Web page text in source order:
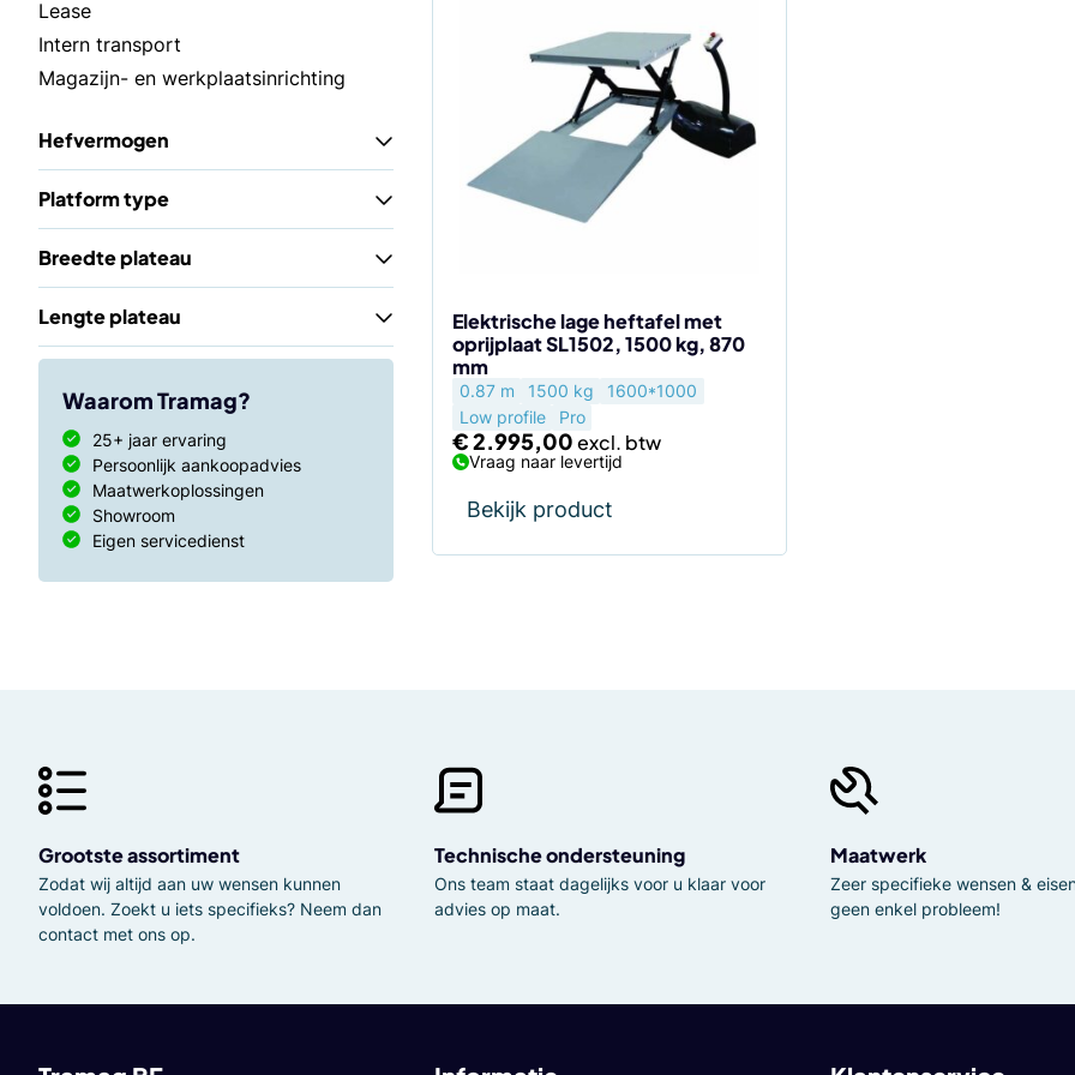
Lease
Intern transport
Magazijn- en werkplaatsinrichting
Hefvermogen
Platform type
Breedte plateau
Lengte plateau
Waarom Tramag?
25+ jaar ervaring
Persoonlijk aankoopadvies
Maatwerkoplossingen
Showroom
Eigen servicedienst
Elektrische lage heftafel met
oprijplaat SL1502, 1500 kg, 870
mm
0.87 m 1500 kg
1600*1000
Low profile
Pro
€2.995,00
Vraag naar levertijd
Bekijk product
Grootste assortiment
Zodat wij altijd aan uw wensen kunnen
voldoen. Zoekt u iets specifieks? Neem dan
contact met ons op.
Technische ondersteuning
Ons team staat dagelijks voor u klaar voor
advies op maat.
Maatwerk
Zeer specifieke wensen &
geen enkel probleem!